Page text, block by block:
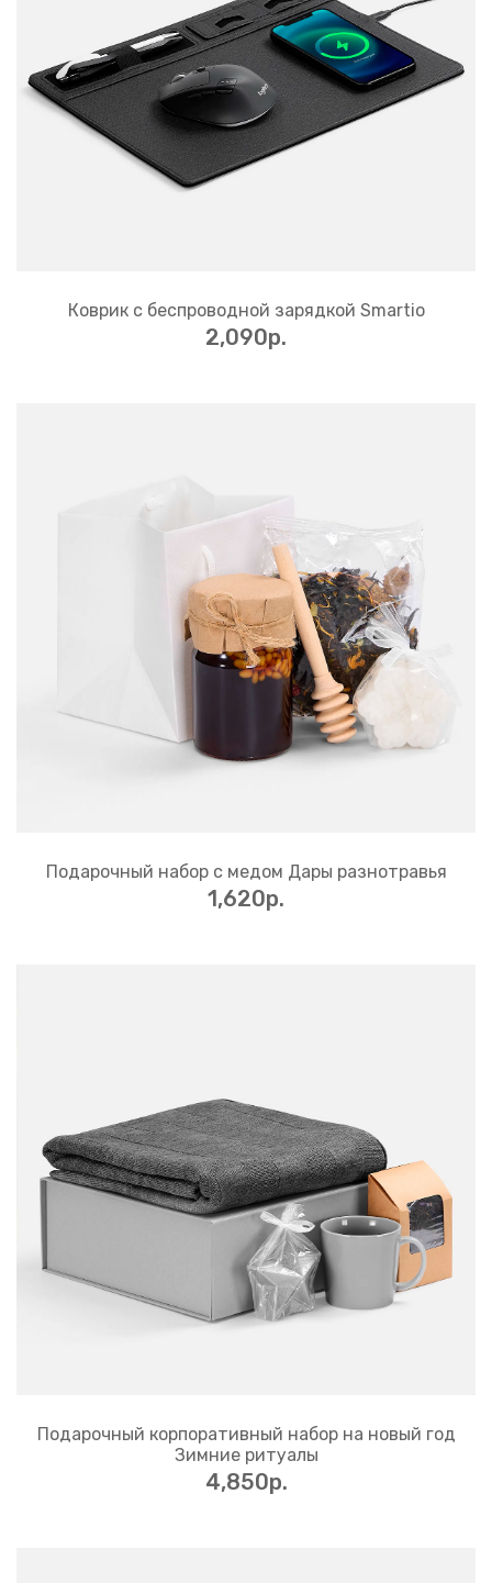
Коврик с беспроводной зарядкой Smartio
2,090p.
Подарочный набор с медом Дары разнотравья
1,620p.
Подарочный корпоративный набор на новый год
Зимние ритуалы
4,850p.